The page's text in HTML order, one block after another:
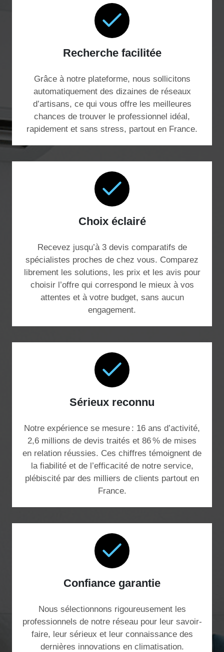
Recherche facilitée
Grâce à notre plateforme, nous sollicitons
automatiquement des dizaines de réseaux
d’artisans, ce qui vous offre les meilleures
chances de trouver le professionnel idéal,
rapidement et sans stress, partout en France.
Choix éclairé
Recevez jusqu’à 3 devis comparatifs de
spécialistes proches de chez vous. Comparez
librement les solutions, les prix et les avis pour
choisir l’offre qui correspond le mieux à vos
attentes et à votre budget, sans aucun
engagement.
Sérieux reconnu
Notre expérience se mesure : 16 ans d’activité,
2,6 millions de devis traités et 86 % de mises
en relation réussies. Ces chiffres témoignent de
la fiabilité et de l’efficacité de notre service,
plébiscité par des milliers de clients partout en
France.
Confiance garantie
Nous sélectionnons rigoureusement les
professionnels de notre réseau pour leur savoir-
faire, leur sérieux et leur connaissance des
dernières innovations en climatisation.